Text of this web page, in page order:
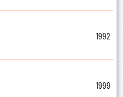
1992
1999